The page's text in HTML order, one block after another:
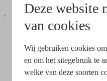
Deze website
van cookies
Wij gebruiken cookies
en om het sitegebruik te
welke van deze soorten